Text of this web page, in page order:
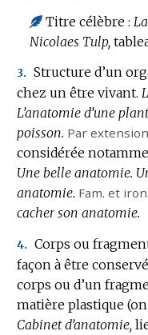
Titre célèbre :
Nicolaes Tulp,
3. Structure d’un
chez un être vivant.
L’anatomie d’une
poisson. Par
considérée
Une belle anatomie.
anatomie. Fam. et iron.
cacher son anatomie.
4. Corps ou
façon à être
corps ou d’un
matière plastique
Cabinet d’anatomie,